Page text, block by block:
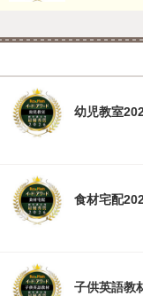
幼児教室
食材宅配
子供英語教